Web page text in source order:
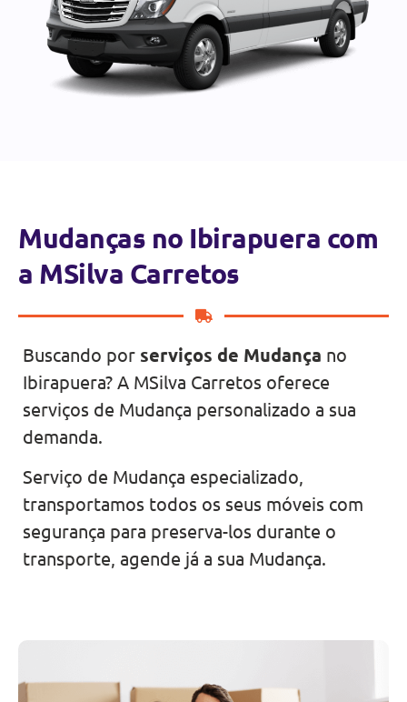
Mudanças no Ibirapuera com
a MSilva Carretos
Buscando por serviços de Mudança no
Ibirapuera? A MSilva Carretos oferece
serviços de Mudança personalizado a sua
demanda.
Serviço de Mudança especializado,
transportamos todos os seus móveis com
segurança para preserva-los durante o
transporte, agende já a sua Mudança.